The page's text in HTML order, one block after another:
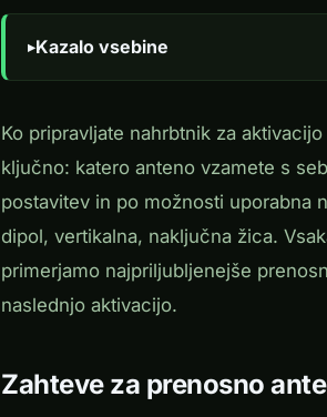
Kazalo vsebine
Ko pripravljate nahrbtnik za
ključno: katero anteno vzamete s
postavitev in po možnosti uporabna
dipol, vertikalna, naključna žica.
primerjamo najpriljubljenejše
naslednjo aktivacijo.
Zahteve za prenosno